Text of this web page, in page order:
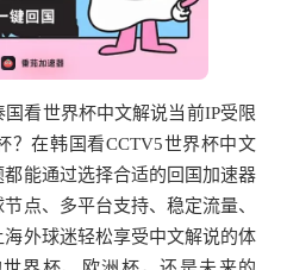
看世界杯中文解说当前IP受限
？在韩国看CCTV5世界杯中文
能通过选择合适的回国加速器
点、多平台支持、稳定流量、
外球迷轻松享受中文解说的体